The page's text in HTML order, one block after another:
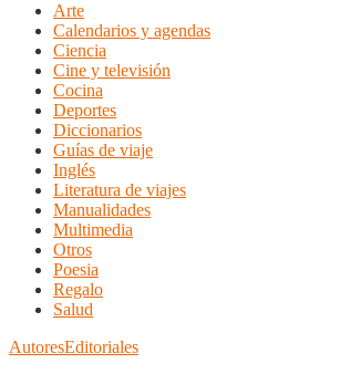
Arte
Calendarios y agendas
Ciencia
Cine y televisión
Cocina
Deportes
Diccionarios
Guías de viaje
Inglés
Literatura de viajes
Manualidades
Multimedia
Otros
Poesia
Regalo
Salud
AutoresEditoriales